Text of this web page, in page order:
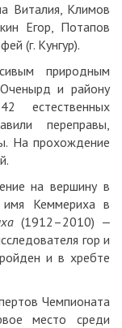
Виталия, Климов
Егор, Потапов
(г. Кунгур).
природным
и району
естественных
переправы,
На прохождение
на вершину в
имя Кеммериха в
(1912–2010) ‒
гор и
и в хребте
Чемпионата
место среди